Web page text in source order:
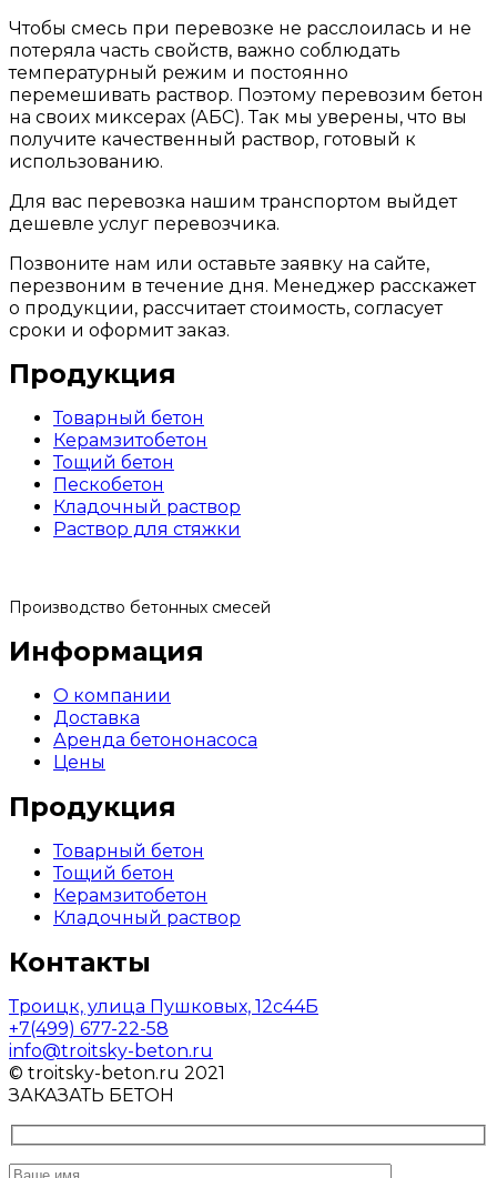
Чтобы смесь при перевозке не расслоилась и не
потеряла часть свойств, важно соблюдать
температурный режим и постоянно
перемешивать раствор. Поэтому перевозим бетон
на своих миксерах (АБС). Так мы уверены, что вы
получите качественный раствор, готовый к
использованию.
Для вас перевозка нашим транспортом выйдет
дешевле услуг перевозчика.
Позвоните нам или оставьте заявку на сайте,
перезвоним в течение дня. Менеджер расскажет
о продукции, рассчитает стоимость, согласует
сроки и оформит заказ.
Продукция
Товарный бетон
Керамзитобетон
Тощий бетон
Пескобетон
Кладочный раствор
Раствор для стяжки
Производство бетонных смесей
Информация
О компании
Доставка
Аренда бетононасоса
Цены
Продукция
Товарный бетон
Тощий бетон
Керамзитобетон
Кладочный раствор
Контакты
Троицк, улица Пушковых, 12с44Б
+7(499) 677-22-58
info@troitsky-beton.ru
© troitsky-beton.ru 2021
ЗАКАЗАТЬ БЕТОН